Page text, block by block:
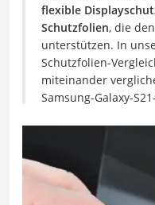
flexible
Schutzfolien, die
unterstützen. In
Schutzfolien-
miteinander
Samsung-Galaxy-